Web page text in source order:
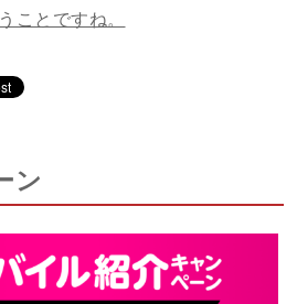
ことですね。
ン